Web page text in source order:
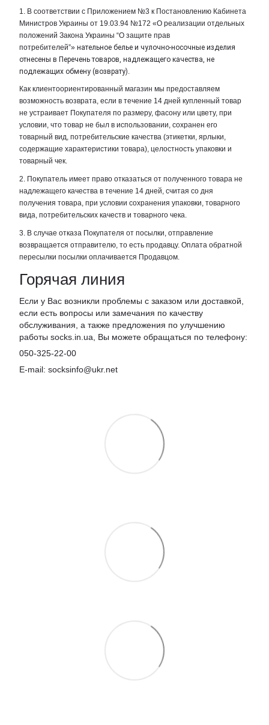
1. В соответствии с Приложением №3 к Постановлению Кабинета
Министров Украины от 19.03.94 №172 «О реализации отдельных
положений Закона Украины “О защите прав
потребителей”» нательное белье и чулочно-носочные изделия
отнесены в Перечень товаров, надлежащего качества, не
подлежащих обмену (возврату).
Как клиентоориентированный магазин мы предоставляем
возможность возврата, если в течение 14 дней купленный товар
не устраивает Покупателя по размеру, фасону или цвету, при
условии, что товар не был в использовании, сохранен его
товарный вид, потребительские качества (этикетки, ярлыки,
содержащие характеристики товара), целостность упаковки и
товарный чек.
2. Покупатель имеет право отказаться от полученного товара не
надлежащего качества в течение 14 дней, считая со дня
получения товара, при условии сохранения упаковки, товарного
вида, потребительских качеств и товарного чека.
3. В случае отказа Покупателя от посылки, отправление
возвращается отправителю, то есть продавцу. Оплата обратной
пересылки посылки оплачивается Продавцом.
Горячая линия
Если у Вас возникли проблемы с заказом или доставкой,
если есть вопросы или замечания по качеству
обслуживания, а также предложения по улучшению
работы socks.in.ua, Вы можете обращаться по телефону:
050-325-22-00
E-mail: socksinfo@ukr.net